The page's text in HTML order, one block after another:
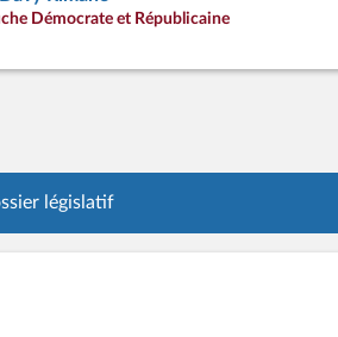
Démocrate et Républicaine
législatif